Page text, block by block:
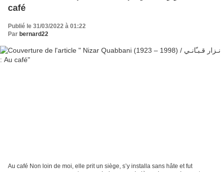
café
Publié le 31/03/2022 à 01:22
Par bernard22
Au café Non loin de moi, elle prit un siège, s’y installa sans hâte et fut